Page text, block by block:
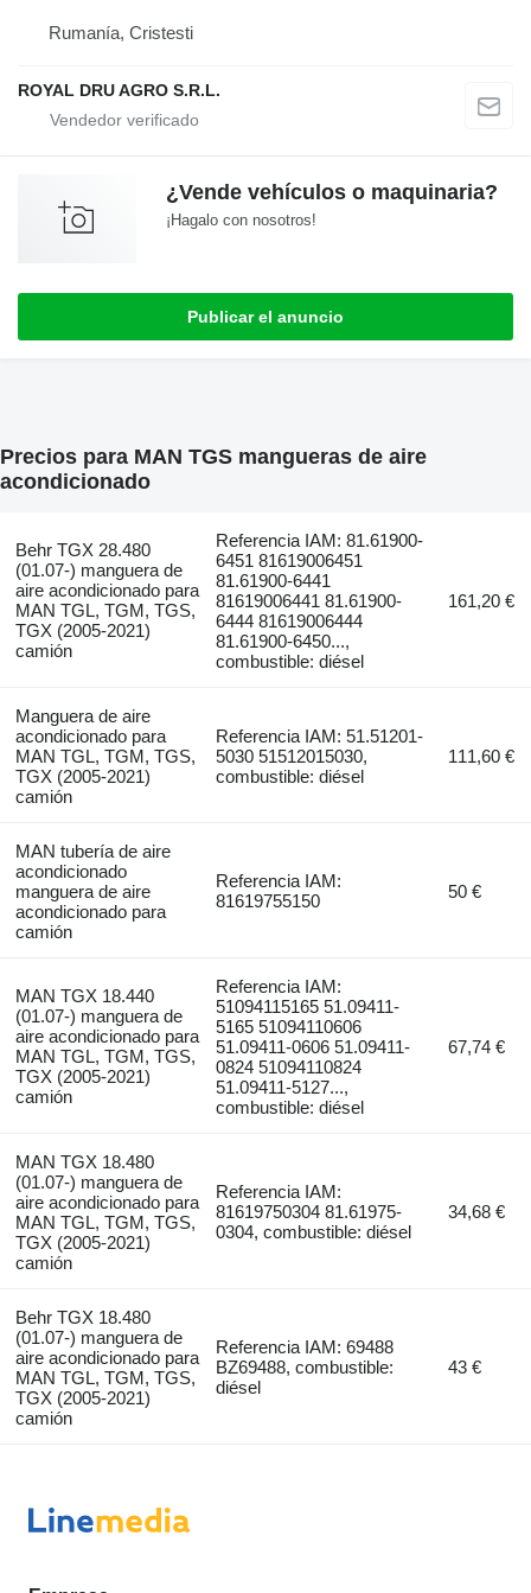
Rumanía, Cristesti
ROYAL DRU AGRO S.R.L.
¿Vende vehículos o maquinaria?
¡Hagalo con nosotros!
Publicar el anuncio
Precios para MAN TGS mangueras de aire
acondicionado
Behr TGX 28.480
(01.07-) manguera de
aire acondicionado para
MAN TGL, TGM, TGS,
TGX (2005-2021)
camión
Referencia IAM: 81.61900-
6451 81619006451
81.61900-6441
81619006441 81.61900-
6444 81619006444
81.61900-6450...,
combustible: diésel
161,20 €
Manguera de aire
acondicionado para
MAN TGL, TGM, TGS,
TGX (2005-2021)
camión
Referencia IAM: 51.51201-
5030 51512015030,
combustible: diésel
111,60 €
MAN tubería de aire
acondicionado
manguera de aire
acondicionado para
camión
Referencia IAM:
81619755150
50 €
MAN TGX 18.440
(01.07-) manguera de
aire acondicionado para
MAN TGL, TGM, TGS,
TGX (2005-2021)
camión
Referencia IAM:
51094115165 51.09411-
5165 51094110606
51.09411-0606 51.09411-
0824 51094110824
51.09411-5127...,
combustible: diésel
67,74 €
MAN TGX 18.480
(01.07-) manguera de
aire acondicionado para
MAN TGL, TGM, TGS,
TGX (2005-2021)
camión
Referencia IAM:
81619750304 81.61975-
0304, combustible: diésel
34,68 €
Behr TGX 18.480
(01.07-) manguera de
aire acondicionado para
MAN TGL, TGM, TGS,
TGX (2005-2021)
camión
Referencia IAM: 69488
BZ69488, combustible:
diésel
43 €